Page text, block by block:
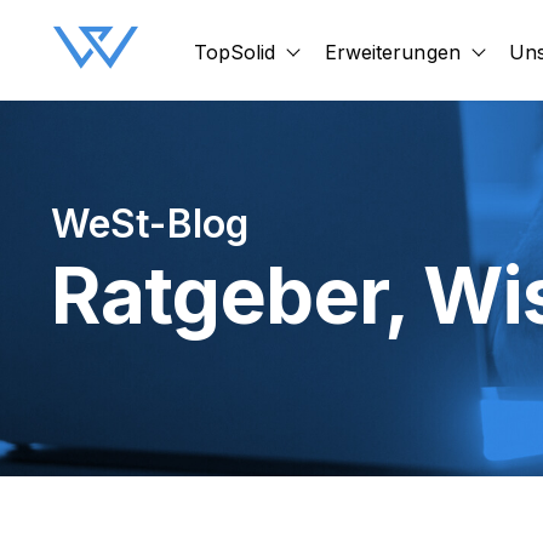
TopSolid Show submenu for
Erweiterungen Show
WeSt-Blog
Ratgeber,